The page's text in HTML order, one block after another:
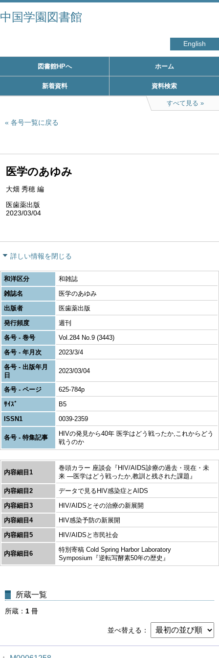
中国学園図書館
English
図書館HPへ ホーム
新着資料 資料検索
すべて見る
各号一覧に戻る
医学のあゆみ
大畑 秀穂 編
医歯薬出版
2023/03/04
詳しい情報を閉じる
和洋区分
和雑誌
雑誌名
医学のあゆみ
出版者
医歯薬出版
発行頻度
週刊
各号 - 巻号
Vol.284 No.9 (3443)
各号 - 年月次
2023/3/4
各号 - 出版年月
日
2023/03/04
各号 - ページ
625-784p
ｻｲｽﾞ
B5
ISSN1
0039-2359
各号 - 特集記事
HIVの発見から40年 医学はどう戦ったか,これからどう
戦うのか
内容細目1
巻頭カラー 座談会『HIV/AIDS診療の過去・現在・未
来 ―医学はどう戦ったか,教訓と残された課題』
内容細目2
データで見るHIV感染症とAIDS
内容細目3
HIV/AIDSとその治療の新展開
内容細目4
HIV感染予防の新展開
内容細目5
HIV/AIDSと市民社会
内容細目6
特別寄稿 Cold Spring Harbor Laboratory
Symposium『逆転写酵素50年の歴史』
所蔵一覧
所蔵 1 冊
並べ替える